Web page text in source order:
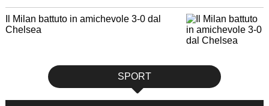
Il Milan battuto in amichevole 3-0 dal
Chelsea
SPORT